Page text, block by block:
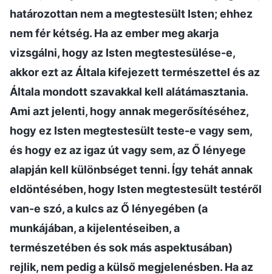
határozottan nem a megtestesült Isten; ehhez
nem fér kétség. Ha az ember meg akarja
vizsgálni, hogy az Isten megtestesülése-e,
akkor ezt az Általa kifejezett természettel és az
Általa mondott szavakkal kell alátámasztania.
Ami azt jelenti, hogy annak megerősítéséhez,
hogy ez Isten megtestesült teste-e vagy sem,
és hogy ez az igaz út vagy sem, az Ő lényege
alapján kell különbséget tenni. Így tehát annak
eldöntésében, hogy Isten megtestesült testéről
van-e szó, a kulcs az Ő lényegében (a
munkájában, a kijelentéseiben, a
természetében és sok más aspektusában)
rejlik, nem pedig a külső megjelenésben. Ha az